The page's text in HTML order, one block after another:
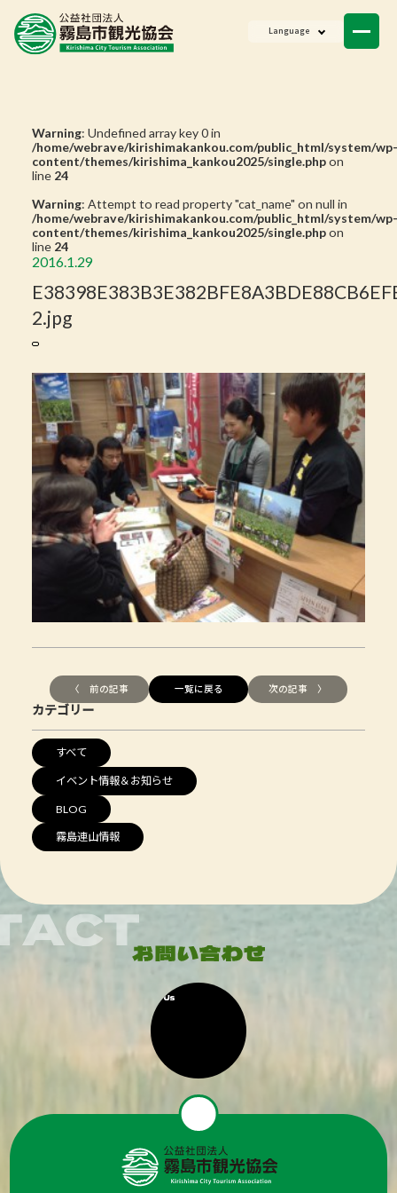
Language
Warning: Undefined array key 0 in
/home/webrave/kirishimakankou.com/public_html/system/wp-
content/themes/kirishima_kankou2025/single.phpon
line 24
Warning: Attempt to read property "cat_name" on null in
/home/webrave/kirishimakankou.com/public_html/system/wp-
content/themes/kirishima_kankou2025/single.phpon
line 24
2016.1.29
2.jpg
〈 前の記事 一覧に戻る 次の記事 〉
カテゴリー
すべて
イベント情報＆お知らせ
BLOG
霧島連山情報